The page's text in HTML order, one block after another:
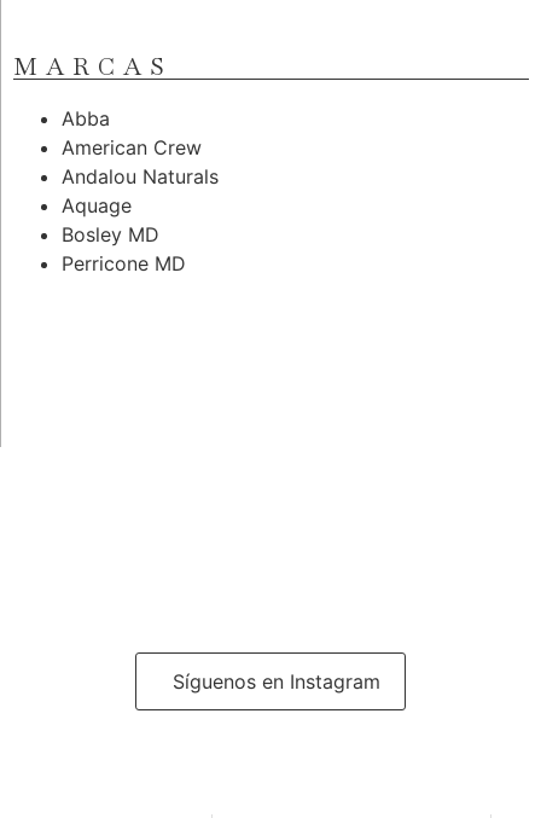
MARCAS
Abba
American Crew
Andalou Naturals
Aquage
Bosley MD
Perricone MD
Síguenos en Instagram